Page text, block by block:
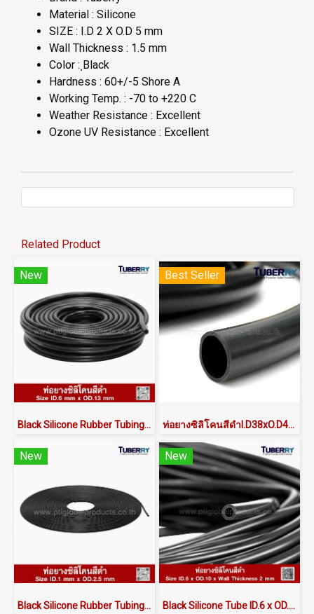
Material : Silicone
SIZE : I.D 2 X O.D 5 mm
Wall Thickness : 1.5 mm
Color : ฺBlack
Hardness : 60+/-5 Shore A
Working Temp. : -70 to +220 C
Weather Resistance : Excellent
Ozone UV Resistance : Excellent
Related Product
New
Black Silicone Rubber Tubing ID.6 x OD.13 mm
Best Seller
ท่อยางซิลิโคนสีดำI.D38xO.D45 mm
New
Black Silicone Rubber Tubing ID.1 x OD.2.5 mm
New
Black Silicone Tube ID.6 x OD.10 mm